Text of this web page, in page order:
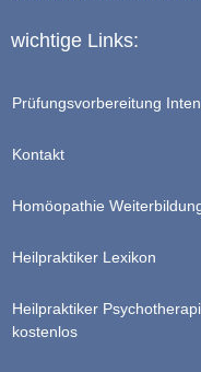
wichtige Links:
Prüfungsvorbereitung
Kontakt
Homöopathie
Heilpraktiker Lexikon
Heilpraktiker
kostenlos